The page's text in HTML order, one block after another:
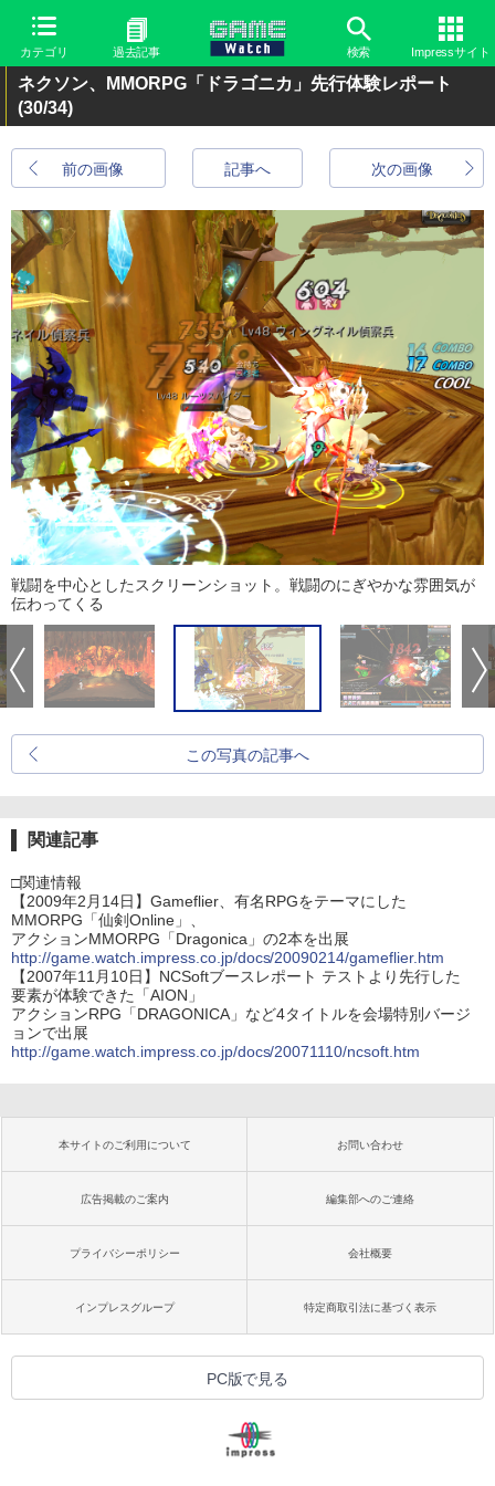
カテゴリ 過去記事 検索 Impressサイト
ネクソン、MMORPG「ドラゴニカ」先行体験レポート
(30/34)
前の画像 次の画像
記事へ
戦闘を中心としたスクリーンショット。戦闘のにぎやかな雰囲気が
伝わってくる
この写真の記事へ
関連記事
□関連情報
【2009年2月14日】Gameflier、有名RPGをテーマにした
MMORPG「仙剣Online」、
アクションMMORPG「Dragonica」の2本を出展
http://game.watch.impress.co.jp/docs/20090214/gameflier.htm
【2007年11月10日】NCSoftブースレポート テストより先行した
要素が体験できた「AION」
アクションRPG「DRAGONICA」など4タイトルを会場特別バージ
ョンで出展
http://game.watch.impress.co.jp/docs/20071110/ncsoft.htm
本サイトのご利用について お問い合わせ
広告掲載のご案内 編集部へのご連絡
プライバシーポリシー 会社概要
インプレスグループ 特定商取引法に基づく表示
PC版で見る